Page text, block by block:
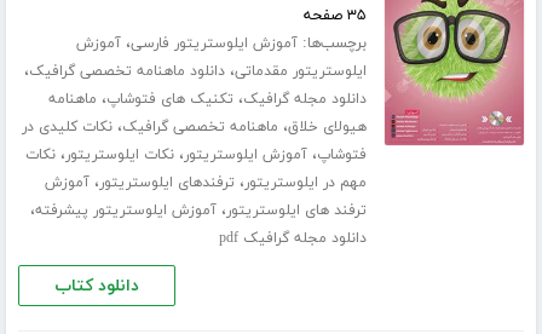
۳۵ صفحه
برچسب‌ها:آموزش ایلوستریتور فارسی،آموزش
ایلوستریتور مقدماتی،دانلود ماهنامه تخصصی گرافیک،
دانلود مجله گرافیک، تکنیک های فتوشاپ، ماهنامه
هیولای خلاق، ماهنامه تخصصی گرافیک،نکات کلیدی در
فتوشاپ،آموزش ایلوستریتور،نکات ایلوستریتور،نکات
مهم در ایلوستریتور، ترفندهای ایلوستریتور،آموزش
ترفند های ایلوستریتور،آموزش ایلوستریتور پیشرفته،
دانلود مجله گرافیک pdf
دانلود کتاب